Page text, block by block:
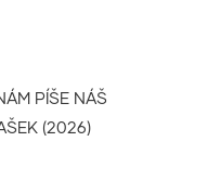
PÍŠE NÁŠ
(2026)